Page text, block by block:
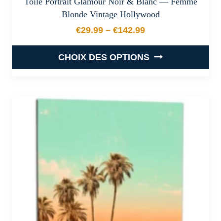
Blonde Vintage Hollywood
€29.99 – €142.99
Plage de prix : €29.99 à
CHOIX DES OPTIONS
a
options
peuvent
être
choisies
sur